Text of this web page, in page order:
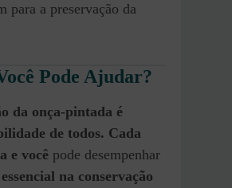
para a preservação da
Pode Ajudar?
da onça-pintada é
de todos. Cada
e você pode desempenhar
na conservação